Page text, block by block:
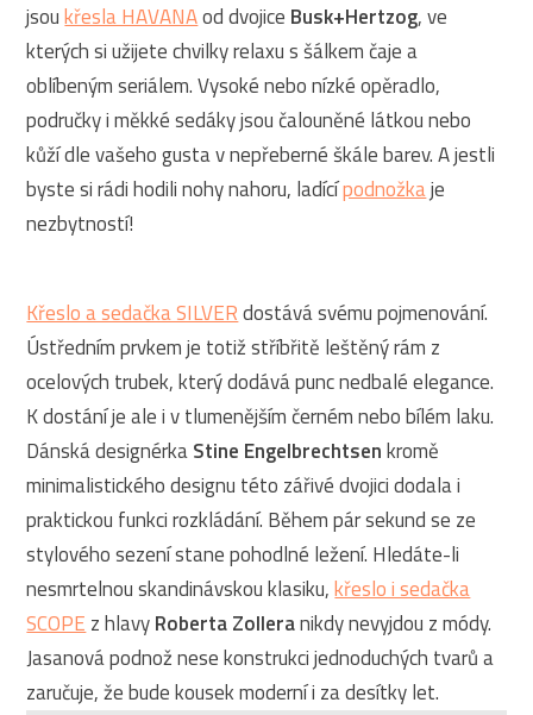
jsoukřesla HAVANAod dvojice Busk+Hertzog, ve
kterých si užijete chvilky relaxu s šálkem čaje a
oblíbeným seriálem. Vysoké nebo nízké opěradlo,
područky i měkké sedáky jsou čalouněné látkou nebo
kůží dle vašeho gusta v nepřeberné škále barev. A jestli
byste si rádi hodili nohy nahoru, ladícípodnožkaje
nezbytností!
Křeslo a sedačka SILVERdostává svému pojmenování.
Ústředním prvkem je totiž stříbřitě leštěný rám z
ocelových trubek, který dodává punc nedbalé elegance.
K dostání je ale i v tlumenějším černém nebo bílém laku.
Dánská designérkaStine Engelbrechtsenkromě
minimalistického designu této zářivé dvojici dodala i
praktickou funkci rozkládání. Během pár sekund se ze
stylového sezení stane pohodlné ležení. Hledáte-li
nesmrtelnou skandinávskou klasiku,křeslo i sedačka
SCOPE z hlavyRoberta Zolleranikdy nevyjdou z módy.
Jasanová podnož nese konstrukci jednoduchých tvarů a
zaručuje, že bude kousek moderní i za desítky let.